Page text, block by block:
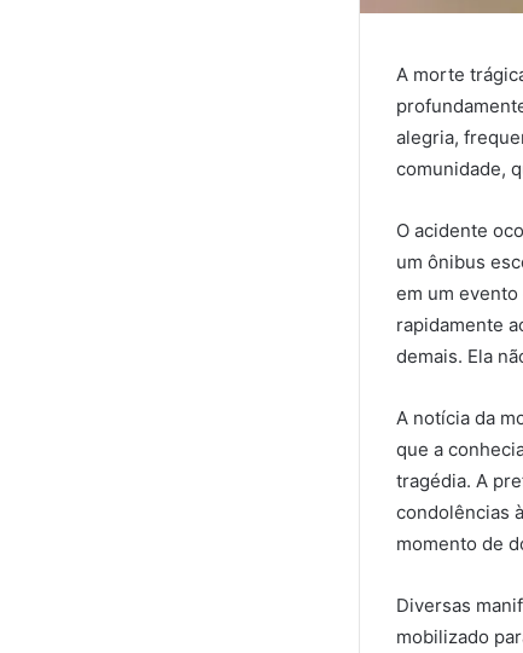
A morte
alegria,
comunidade,
O acidente
um ônibus
em um
rapidamente
demais. Ela
A notícia da
que a
tragédia. A
condolências
momento de
Diversas
mobilizado